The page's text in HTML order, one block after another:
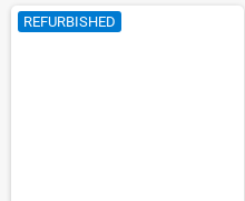
REFURBISHED